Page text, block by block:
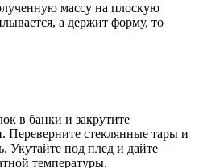
массу на плоскую
а держит форму, то
в банки и закрутите
стеклянные тары и
Укутайте под плед и дайте
температуры.